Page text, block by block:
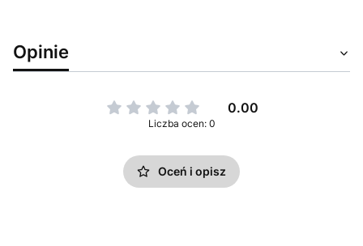
Opinie
0.00
Liczba ocen: 0
Oceń i opisz